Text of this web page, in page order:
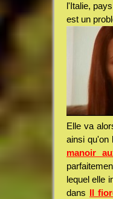
l'Italie,
est un
Elle va
ainsi qu'on
manoir
lequel elle
dans Il